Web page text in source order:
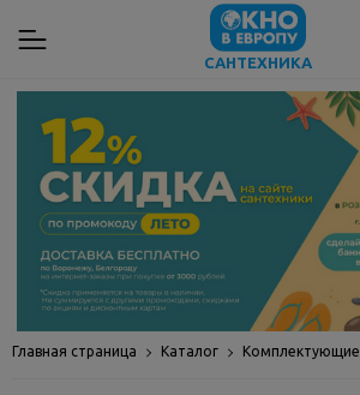
САНТЕХНИКА
Главная страница Каталог Комплектующие